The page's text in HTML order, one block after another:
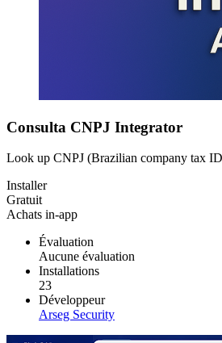
Consulta CNPJ Integrator
Look up CNPJ (Brazilian company tax
Installer
Gratuit
Achats in-app
Évaluation
Aucune évaluation
Installations
23
Développeur
Arseg Security